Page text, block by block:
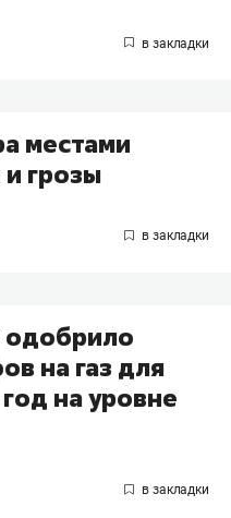
местами
грозы
одобрило
на газ для
на уровне